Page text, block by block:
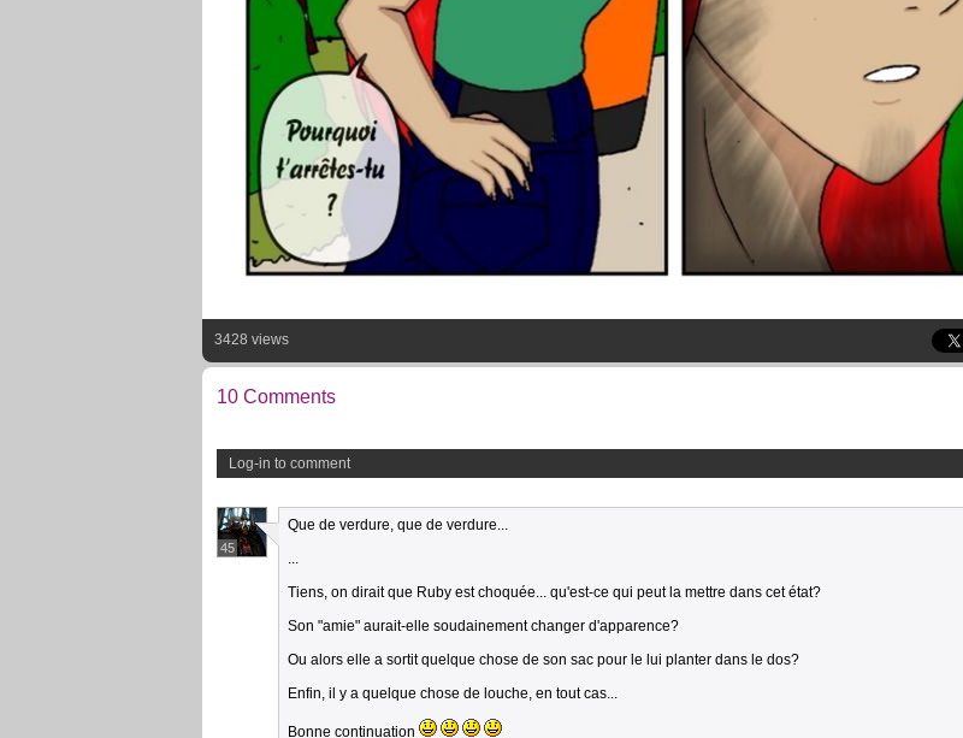
3428 views
10 Comments
Log-in to comment
45
Que de verdure, que de verdure...
...
Tiens, on dirait que Ruby est choquée... qu'est-ce qui peut la mettre dans cet état?
Son "amie" aurait-elle soudainement changer d'apparence?
Ou alors elle a sortit quelque chose de son sac pour le lui planter dans le dos?
Enfin, il y a quelque chose de louche, en tout cas...
Bonne continuation